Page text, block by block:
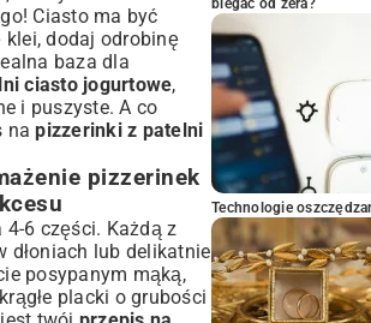
Ciasto ma być
dodaj odrobinę
baza dla
ciasto jogurtowe,
i puszyste. A co
napizzerinki z patelni
pizzerinek
4-6 części. Każdą z
dłoniach lub delikatnie
posypanym mąką,
placki o grubości
biegać od zera?
Technologie